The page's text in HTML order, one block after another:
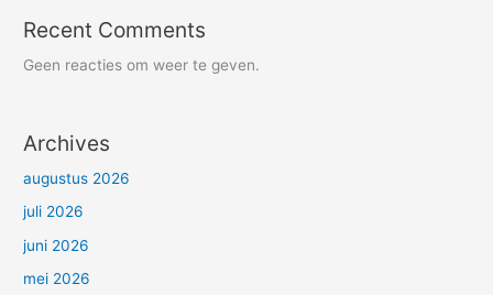
Recent Comments
Geen reacties om weer te geven.
Archives
augustus 2026
juli 2026
juni 2026
mei 2026